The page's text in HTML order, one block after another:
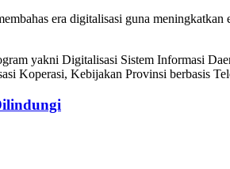
era digitalisasi guna
yakni Digitalisasi Sistem Informasi
Koperasi, Kebijakan Provinsi berbasis